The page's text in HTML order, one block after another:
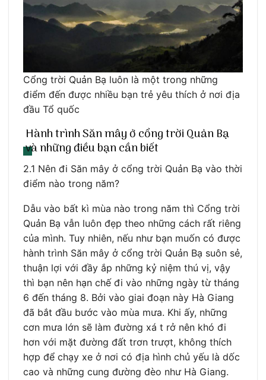
Cổng trời Quản Bạ luôn là một trong những
điểm đến được nhiều bạn trẻ yêu thích ở nơi địa
đầu Tổ quốc
Hành trình Săn mây ở cổng trời Quản Bạ
và những điều bạn cần biết
2.1 Nên đi Săn mây ở cổng trời Quản Bạ vào thời
điểm nào trong năm?
Dẫu vào bất kì mùa nào trong năm thì Cổng trời
Quản Bạ vẫn luôn đẹp theo những cách rất riêng
của mình. Tuy nhiên, nếu như bạn muốn có được
hành trình Săn mây ở cổng trời Quản Bạ suôn sẻ,
thuận lợi với đầy ắp những kỷ niệm thú vị, vậy
thì bạn nên hạn chế đi vào những ngày từ tháng
6 đến tháng 8. Bởi vào giai đoạn này Hà Giang
đã bắt đầu bước vào mùa mưa. Khi ấy, những
cơn mưa lớn sẽ làm đường xá t rở nên khó đi
hơn với mặt đường đất trơn trượt, không thích
hợp để chạy xe ở nơi có địa hình chủ yếu là dốc
cao và những cung đường đèo như Hà Giang.